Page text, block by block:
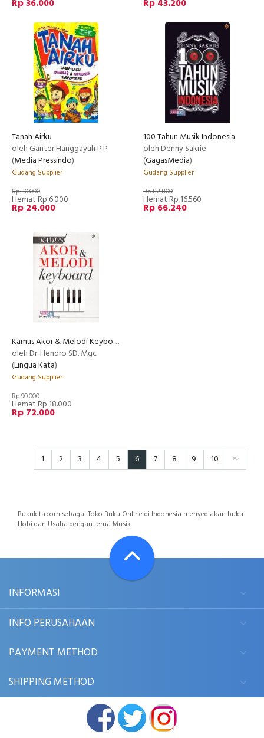
Rp 36.000 Rp 43.200
Tanah Airku
oleh Ganter Hanggayuh P.P
(Media Pressindo)
Gudang Supplier
Rp 30.000
Hemat Rp 6.000
Rp 24.000
100 Tahun Musik Indonesia
oleh Denny Sakrie
(GagasMedia)
Gudang Supplier
Rp 82.800
Hemat Rp 16.560
Rp 66.240
Kamus Akor & Melodi Keyboard
oleh Dr. Hendro SD. Mgc
(Lingua Kata)
Gudang Supplier
Rp 90.000
Hemat Rp 18.000
Rp 72.000
1 2 3 4 5 6 7 8 9 10
Bukukita.com sebagai Toko Buku Online di Indonesia menyediakan buku
Hobi dan Usaha dengan tema Musik.
INFORMASI
INFO PERUSAHAAN
PAYMENT METHOD
SHIPPING METHOD